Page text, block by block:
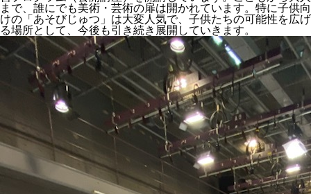
まで、誰にでも美術・芸術の扉は開かれています。特に子供向
けの「あそびじゅつ」は大変人気で、子供たちの可能性を広げ
る場所として、今後も引き続き展開していきます。